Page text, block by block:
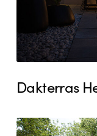
Dakterras
Villatuin